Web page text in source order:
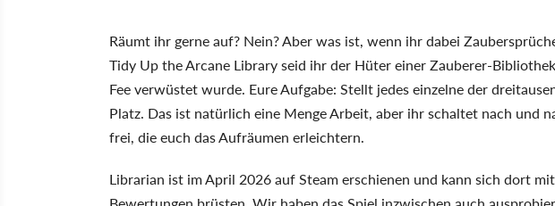
Räumt ihr gerne auf? Nein? Aber was ist, wenn ihr dabei
Tidy Up the Arcane Library seid ihr der Hüter einer Zauberer-
Fee verwüstet wurde. Eure Aufgabe: Stellt jedes einzelne der
Platz. Das ist natürlich eine Menge Arbeit, aber ihr schaltet nach und
frei, die euch das Aufräumen erleichtern.
Librarian ist im April 2026 auf Steam erschienen und kann sich dort